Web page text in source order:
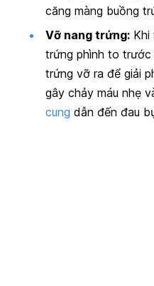
căng màng buồng
Vỡ nang trứng: Khi
trứng phình to trước
trứng vỡ ra để giải
gây chảy máu nhẹ
cung dẫn đến đau